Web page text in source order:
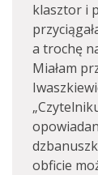
klasztor i
a trochę
Miałam
obficie